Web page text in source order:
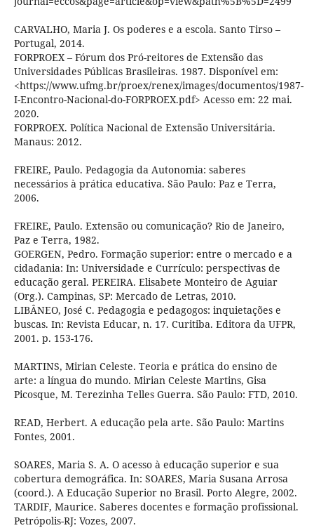
CARVALHO, Maria J. Os poderes e a escola. Santo Tirso –
Portugal, 2014.
FORPROEX – Fórum dos Pró-reitores de Extensão das
Universidades Públicas Brasileiras. 1987. Disponível em:
<https://www.ufmg.br/proex/renex/images/documentos/1987-
I-Encontro-Nacional-do-FORPROEX.pdf> Acesso em: 22 mai.
2020.
FORPROEX. Política Nacional de Extensão Universitária.
Manaus: 2012.
FREIRE, Paulo. Pedagogia da Autonomia: saberes
necessários à prática educativa. São Paulo: Paz e Terra,
2006.
FREIRE, Paulo. Extensão ou comunicação? Rio de Janeiro,
Paz e Terra, 1982.
GOERGEN, Pedro. Formação superior: entre o mercado e a
cidadania: In: Universidade e Currículo: perspectivas de
educação geral. PEREIRA. Elisabete Monteiro de Aguiar
(Org.). Campinas, SP: Mercado de Letras, 2010.
LIBÂNEO, José C. Pedagogia e pedagogos: inquietações e
buscas. In: Revista Educar, n. 17. Curitiba. Editora da UFPR,
2001. p. 153-176.
MARTINS, Mirian Celeste. Teoria e prática do ensino de
arte: a língua do mundo. Mirian Celeste Martins, Gisa
Picosque, M. Terezinha Telles Guerra. São Paulo: FTD, 2010.
READ, Herbert. A educação pela arte. São Paulo: Martins
Fontes, 2001.
SOARES, Maria S. A. O acesso à educação superior e sua
cobertura demográfica. In: SOARES, Maria Susana Arrosa
(coord.). A Educação Superior no Brasil. Porto Alegre, 2002.
TARDIF, Maurice. Saberes docentes e formação profissional.
Petrópolis-RJ: Vozes, 2007.